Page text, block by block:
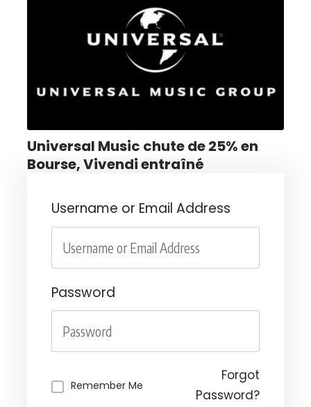
Universal Music chute de 25% en
Bourse, Vivendi entraîné
Username or Email Address
Password
Remember Me
Forgot
Password?